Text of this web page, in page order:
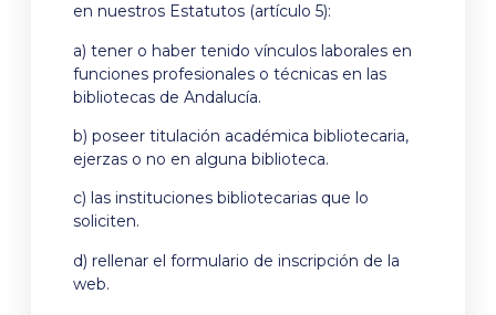
en nuestros Estatutos (artículo 5):
a) tener o haber tenido vínculos laborales en
funciones profesionales o técnicas en las
bibliotecas de Andalucía.
b) poseer titulación académica bibliotecaria,
ejerzas o no en alguna biblioteca.
c) las instituciones bibliotecarias que lo
soliciten.
d) rellenar el formulario de inscripción de la
web.